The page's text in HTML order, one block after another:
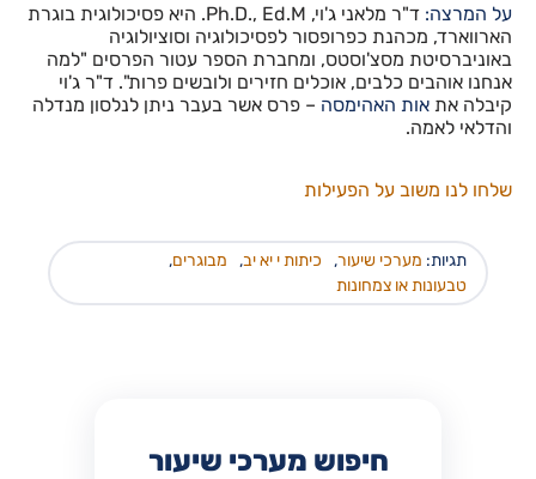
על המרצה:
ד"ר מלאני ג'וי, Ph.D., Ed.M. היא פסיכולוגית בוגרת
הארווארד, מכהנת כפרופסור לפסיכולוגיה וסוציולוגיה
באוניברסיטת מסצ'וסטס, ומחברת הספר עטור הפרסים "למה
אנחנו אוהבים כלבים, אוכלים חזירים ולובשים פרות". ד"ר ג'וי
קיבלה את אות האהימסה – פרס אשר בעבר ניתן לנלסון מנדלה
והדלאי לאמה.
שלחו לנו משוב על הפעילות
תגיות: מערכי שיעור, כיתות י יא יב, מבוגרים,
טבעונות או צמחונות
חיפוש מערכי שיעור